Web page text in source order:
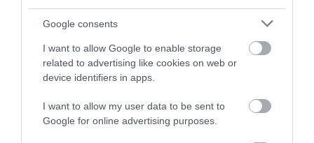
Google consents
I want to allow Google to enable storage
related to advertising like cookies on web or
device identifiers in apps.
I want to allow my user data to be sent to
Google for online advertising purposes.
5 Hidden Signs You Have Worms Inside Your
Body